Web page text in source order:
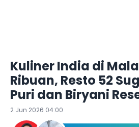
Kuliner India di
Ribuan, Resto 52
Puri dan Biryani
2 Jun 2026 04:00